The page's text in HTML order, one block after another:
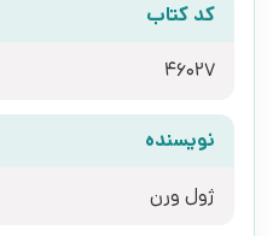
کد کتاب
46027
نویسنده
ژول ورن